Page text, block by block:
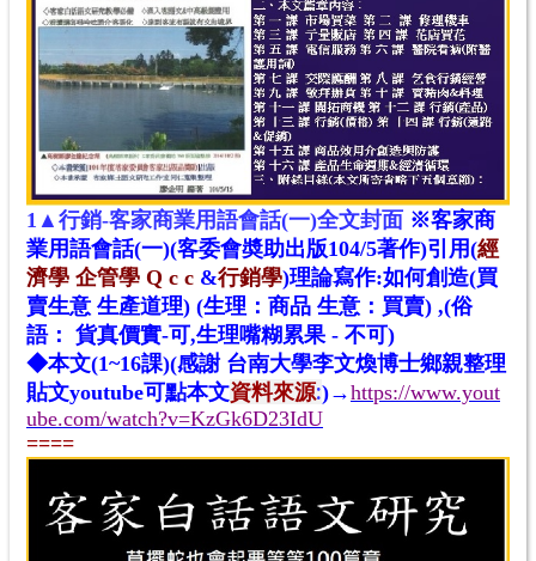
1▲ 行銷-客家商業用語會話(一)全文封面 ※客家商
業用語會話(一)(客委會奬助出版104/5著作)引用(經
濟學 企管學 Q c c &行銷學)理論寫作:如何創造(買
賣生意 生產道理) (生理：商品 生意：買賣) ,(俗
語： 貨真價實-可,生理嘴糊累果 - 不可)
◆本文(1~16課)(感謝 台南大學李文煥博士鄉親整理
貼文youtube可點本文資料來源:)→https://www.yout
ube.com/watch?v=KzGk6D23IdU
====